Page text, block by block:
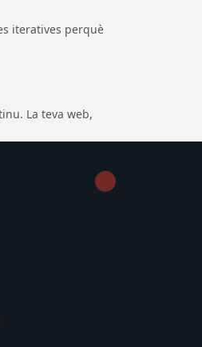
iteratives perquè
La teva web,